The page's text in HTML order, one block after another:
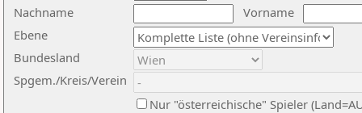
Nachname
Vorname
Ebene
Bundesland
Spgem./Kreis/Verein
Nur "österreichische" Spieler